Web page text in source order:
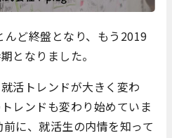
ど終盤となり、もう2019
となりました。
活トレンドが大きく変わ
レンドも変わり始めていま
に、就活生の内情を知って